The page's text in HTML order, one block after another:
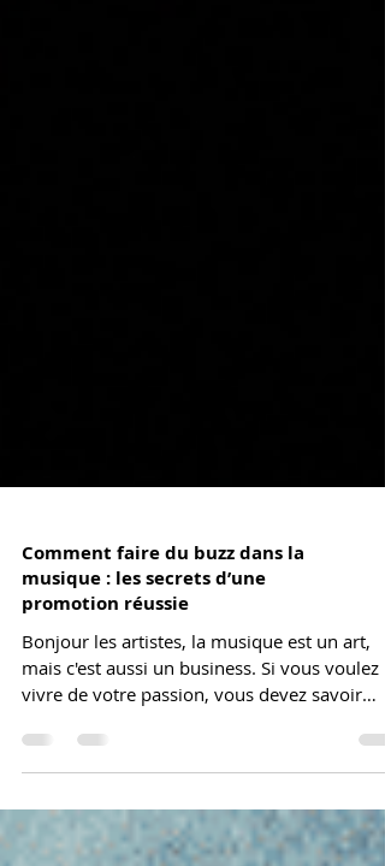
Comment faire du buzz dans la
musique : les secrets d’une
promotion réussie
Bonjour les artistes, la musique est un art,
vivre de votre passion, vous devez savoir
comment